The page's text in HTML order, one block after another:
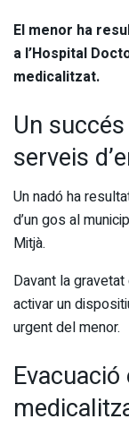
El menor ha
a l’Hospital
medicalitzat.
Un
serveis
Un nadó ha
d’un gos al
Mitjà.
Davant la
activar un
urgent del menor.